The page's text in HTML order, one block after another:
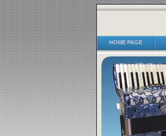
HOME PAGE